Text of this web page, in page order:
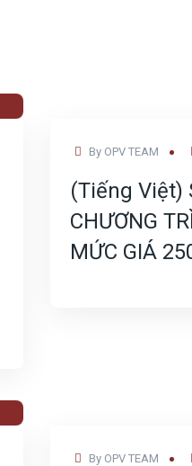
By OPV TEAM
(Tiếng Việt)
CHƯƠNG
MỨC GIÁ
By OPV TEAM